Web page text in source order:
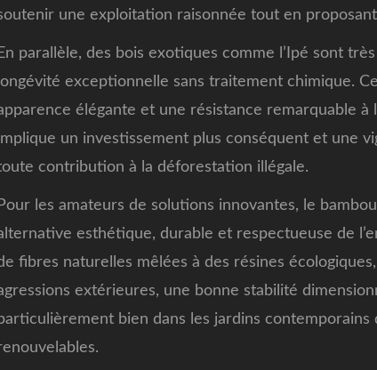
une exploitation raisonnée tout en
En parallèle, des bois exotiques comme l’Ipé sont
longévité exceptionnelle sans traitement chimique.
élégante et une résistance remarquable
un investissement plus conséquent et une
contribution à la déforestation illégale.
Pour les amateurs de solutions innovantes, le
esthétique, durable et respectueuse de
fibres naturelles mêlées à des résines
extérieures, une bonne stabilité
bien dans les jardins